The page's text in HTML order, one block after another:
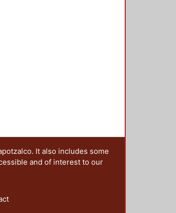
It also includes some
and of interest to our